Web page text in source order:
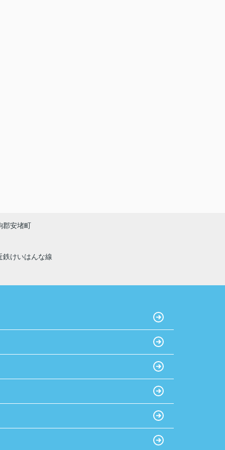
郡安堵町
鉄けいはんな線